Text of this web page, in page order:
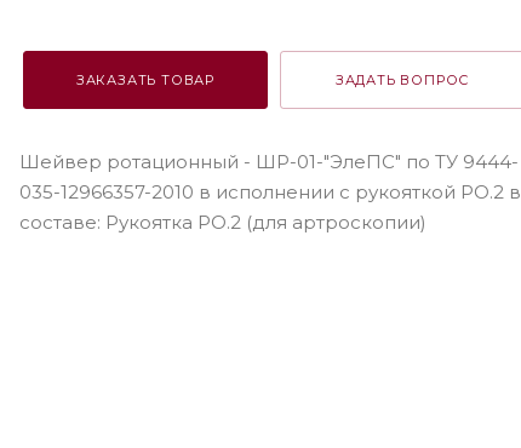
ЗАКАЗАТЬ ТОВАР ЗАДАТЬ ВОПРОС
Шейвер ротационный - ШР-01-"ЭлеПС" по ТУ 9444-
035-12966357-2010 в исполнении с рукояткой РО.2 в
составе: Рукоятка РО.2 (для артроскопии)